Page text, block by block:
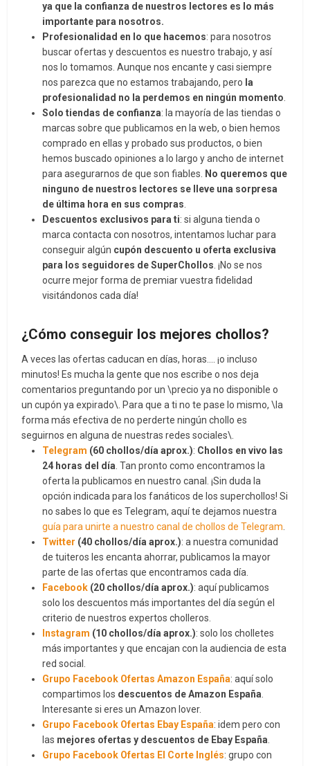
ya que la confianza de nuestros lectores es lo más
importante para nosotros.
Profesionalidad en lo que hacemos: para nosotros
buscar ofertas y descuentos es nuestro trabajo, y así
nos lo tomamos. Aunque nos encante y casi siempre
nos parezca que no estamos trabajando, pero la
profesionalidad no la perdemos en ningún momento.
Solo tiendas de confianza: la mayoría de las tiendas o
marcas sobre que publicamos en la web, o bien hemos
comprado en ellas y probado sus productos, o bien
hemos buscado opiniones a lo largo y ancho de internet
para asegurarnos de que son fiables. No queremos que
ninguno de nuestros lectores se lleve una sorpresa
de última hora en sus compras.
Descuentos exclusivos para ti: si alguna tienda o
marca contacta con nosotros, intentamos luchar para
conseguir algún cupón descuento u oferta exclusiva
para los seguidores de SuperChollos. ¡No se nos
ocurre mejor forma de premiar vuestra fidelidad
visitándonos cada día!
¿Cómo conseguir los mejores chollos?
A veces las ofertas caducan en días, horas…. ¡o incluso
minutos! Es mucha la gente que nos escribe o nos deja
comentarios preguntando por un \precio ya no disponible o
un cupón ya expirado\. Para que a ti no te pase lo mismo, \la
forma más efectiva de no perderte ningún chollo es
seguirnos en alguna de nuestras redes sociales\.
Telegram (60 chollos/día aprox.): Chollos en vivo las
24 horas del día. Tan pronto como encontramos la
oferta la publicamos en nuestro canal. ¡Sin duda la
opción indicada para los fanáticos de los superchollos! Si
no sabes lo que es Telegram, aquí te dejamos nuestra
guía para unirte a nuestro canal de chollos de Telegram.
Twitter (40 chollos/día aprox.): a nuestra comunidad
de tuiteros les encanta ahorrar, publicamos la mayor
parte de las ofertas que encontramos cada día.
Facebook (20 chollos/día aprox.): aquí publicamos
solo los descuentos más importantes del día según el
criterio de nuestros expertos cholleros.
Instagram (10 chollos/día aprox.): solo los cholletes
más importantes y que encajan con la audiencia de esta
red social.
Grupo Facebook Ofertas Amazon España: aquí solo
compartimos los descuentos de Amazon España.
Interesante si eres un Amazon lover.
Grupo Facebook Ofertas Ebay España: idem pero con
las mejores ofertas y descuentos de Ebay España.
Grupo Facebook Ofertas El Corte Inglés: grupo con